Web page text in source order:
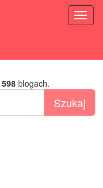
598blogach.